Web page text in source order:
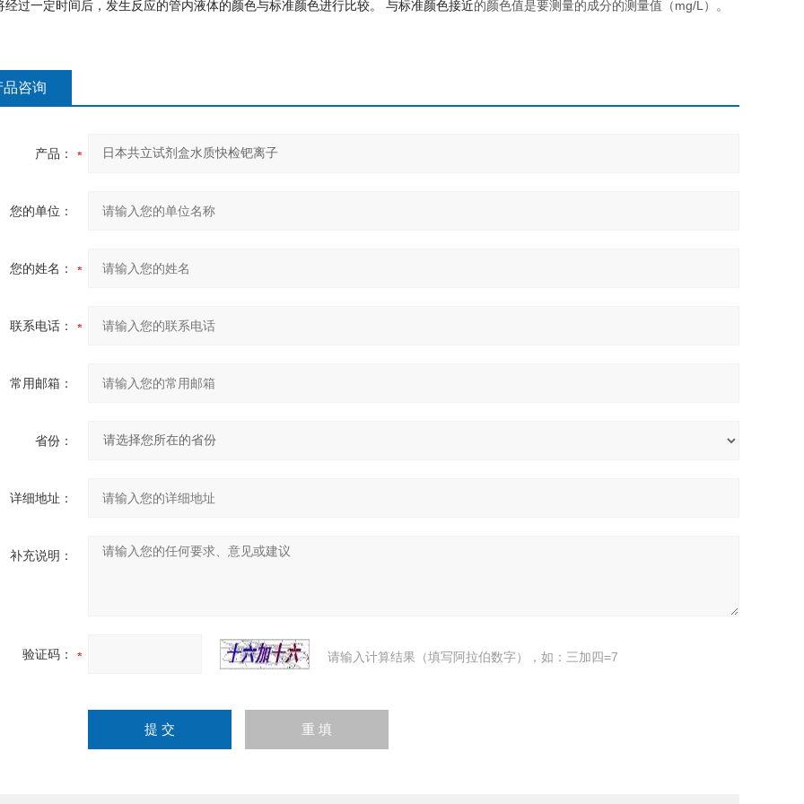
经过一定时间后，发生反应的管内液体的颜色与标准颜色进行比较。 与标准颜色接近的颜色值是要测量的成分的测量值（mg/L）。
品咨询
产品：
您的单位：
您的姓名：
联系电话：
常用邮箱：
省份：
详细地址：
补充说明：
验证码： 请输入计算结果（填写阿拉伯数字），如：三加四=7